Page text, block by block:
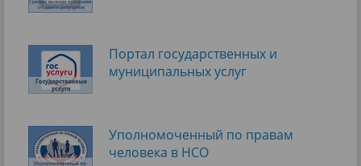
Портал государственных и
муниципальных услуг
Уполномоченный по правам
человека в НСО